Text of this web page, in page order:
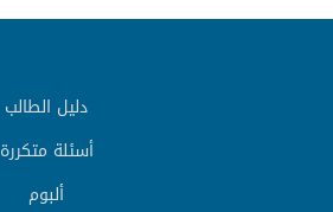
دليل الطالب
أسئلة متكررة
ألبوم